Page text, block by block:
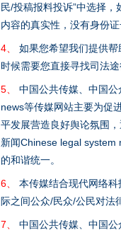
民/投稿报料投诉”中选择
内容的真实性，没有身份
4、
如果您希望我们提供
时候需要您直接寻找司法
5、
中国公共传媒、中国
news等传媒网站主要为促
平发展营造良好舆论氛围
新闻Chinese legal system
的和谐统一。
6、
本传媒结合现代网络
际之间公众/民众/公民对法
7、
中国公共传媒、中国